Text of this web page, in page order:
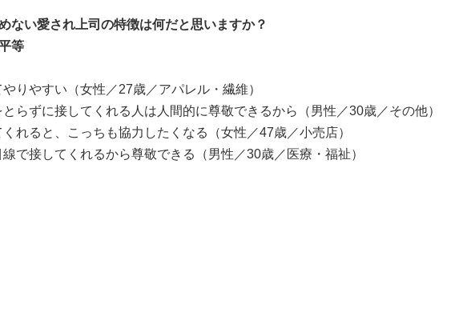
ない愛され上司の特徴は何だと思いますか？
等
やりやすい（女性／27歳／アパレル・繊維）
とらずに接してくれる人は人間的に尊敬できるから（男性／30歳／その他）
くれると、こっちも協力したくなる（女性／47歳／小売店）
線で接してくれるから尊敬できる（男性／30歳／医療・福祉）